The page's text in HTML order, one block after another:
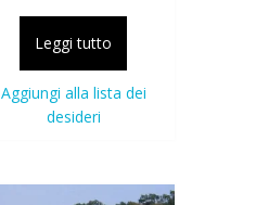
Leggi tutto
Aggiungi alla lista dei
desideri